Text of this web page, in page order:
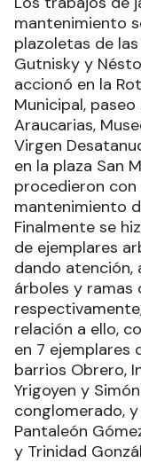
mantenimiento
plazoletas de
Gutnisky y
accionó en la
Municipal,
Araucarias,
Virgen
en la plaza San
procedieron con
mantenimiento
Finalmente se
de ejemplares
dando atención,
árboles y ramas
relación a ello,
en 7 ejemplares
barrios Obrero,
Yrigoyen y
conglomerado,
Pantaleón
y Trinidad